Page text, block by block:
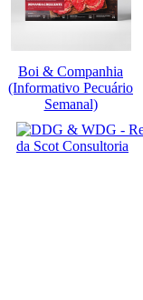
Boi & Companhia
(Informativo Pecuário
Semanal)